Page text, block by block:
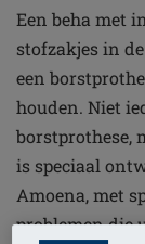
Een beha met
stofzakjes in
een
houden. Niet
borstprothese,
is speciaal
Amoena, met
problemen die